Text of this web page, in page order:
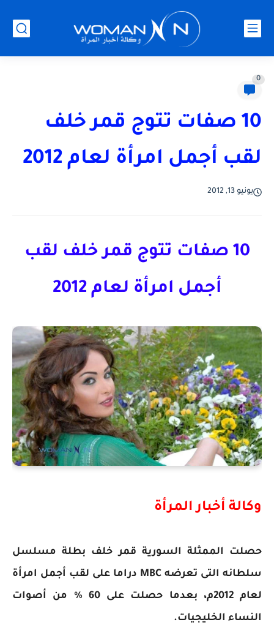
0
10 صفات تتوج قمر خلف
لقب أجمل امرأة لعام 2012
يونيو 13, 2012
10 صفات تتوج قمر خلف لقب
أجمل امرأة لعام 2012
وكالة أخبار المرأة
حصلت الممثلة السورية قمر خلف بطلة مسلسل
سلطانه التى تعرضه MBC دراما على لقب أجمل امرأة
لعام 2012م، بعدما حصلت على 60 % من أصوات
النساء الخليجيات.